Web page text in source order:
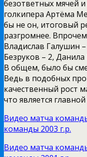
безответных мячей
голкипера Артёма
бы не он, итоговый
разгромнее.
Владислав Галушин
Безруков – 2,
В общем, было бы
Ведь в подобных
качественный рост
что является
Видео матча
команды 2003 г.р.
Видео матча